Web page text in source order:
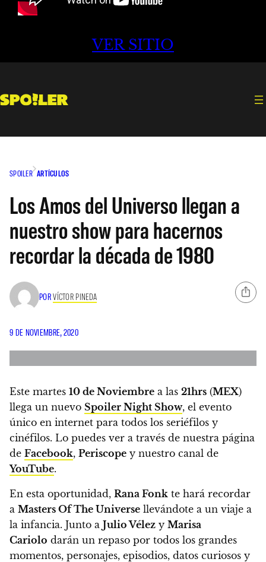
VER SITIO
SPOILER ARTÍCULOS
Los Amos del Universo llegan a
nuestro show para hacernos
recordar la década de 1980
PORVÍCTOR PINEDA
9 DE NOVIEMBRE, 2020
Este martes 10 de Noviembre a las 21hrs (MEX)
llega un nuevo Spoiler Night Show, el evento
único en internet para todos los seriéfilos y
cinéfilos. Lo puedes ver a través de nuestra página
de Facebook, Periscope y nuestro canal de
YouTube.
En esta oportunidad, Rana Fonk te hará recordar
a Masters Of The Universe llevándote a un viaje a
la infancia. Junto a Julio Vélez y Marisa
Cariolo darán un repaso por todos los grandes
momentos, personajes, episodios, datos curiosos y